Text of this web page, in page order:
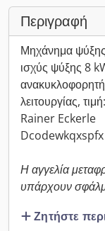
Περιγραφή
Μηχάνημα
ισχύς ψύξης 8
λειτουργίας,
Rainer Eckerle
Η αγγελία
υπάρχουν
Ζητήστε